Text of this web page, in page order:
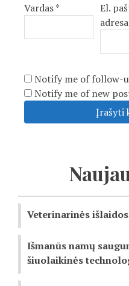
Vardas*
El.
Notify me of follow-
Notify me of new
Veterinarinės
Išmanūs namų
šiuolaikinės